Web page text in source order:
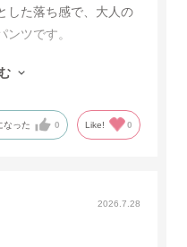
した落ち感で、大人の
ツです。
なった 0 Like! 0
2026.7.28